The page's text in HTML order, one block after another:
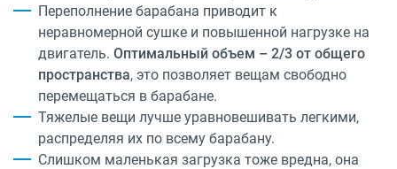
Переполнение барабана приводит к
неравномерной сушке и повышенной нагрузке на
двигатель. Оптимальный объем – 2/3 от общего
пространства, это позволяет вещам свободно
перемещаться в барабане.
Тяжелые вещи лучше уравновешивать легкими,
распределяя их по всему барабану.
Слишком маленькая загрузка тоже вредна, она